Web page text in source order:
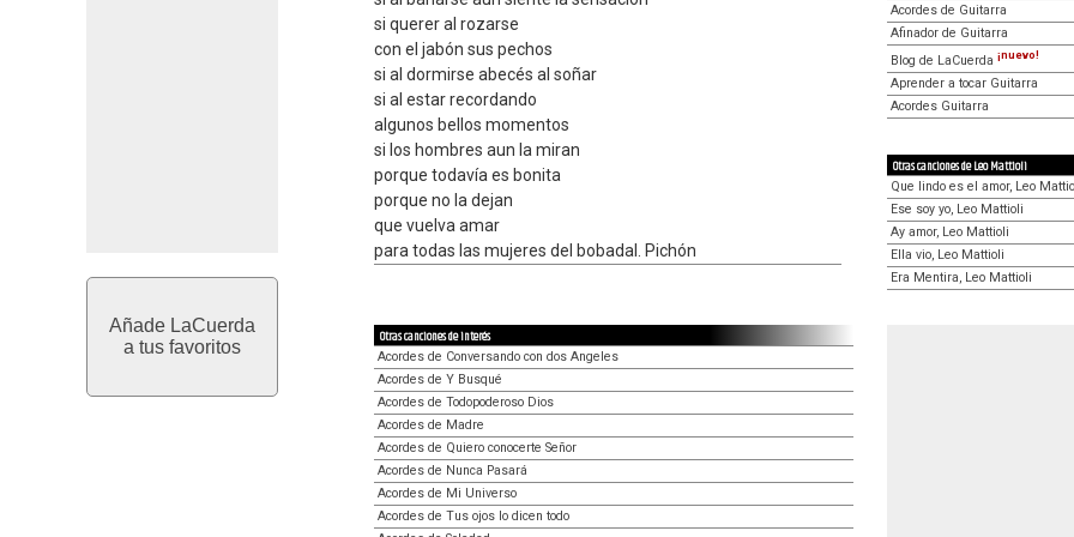
Añade LaCuerda
a tus favoritos
si querer al rozarse
con el jabón sus pechos
si al dormirse abecés al soñar
si al estar recordando
algunos bellos momentos
si los hombres aun la miran
porque todavía es bonita
porque no la dejan
que vuelva amar
para todas las mujeres del bobadal. Pichón
Acordes de Guitarra
Afinador de Guitarra
Blog de LaCuerda ¡nuevo!
Aprender a tocar Guitarra
Acordes Guitarra
Otras canciones de Leo Mattioli
Que lindo es el amor, Leo
Ese soy yo, Leo Mattioli
Ay amor, Leo Mattioli
Ella vio, Leo Mattioli
Era Mentira, Leo Mattioli
Otras canciones de interés
Acordes de Conversando con dos Angeles
Acordes de Y Busqué
Acordes de Todopoderoso Dios
Acordes de Madre
Acordes de Quiero conocerte Señor
Acordes de Nunca Pasará
Acordes de Mi Universo
Acordes de Tus ojos lo dicen todo